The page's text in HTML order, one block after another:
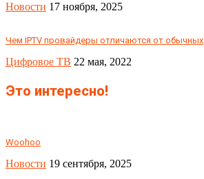
Новости 17 ноября, 2025
Чем IPTV провайдеры отличаются от обычных
Цифровое ТВ 22 мая, 2022
Это интересно!
Woohoo
Новости 19 сентября, 2025